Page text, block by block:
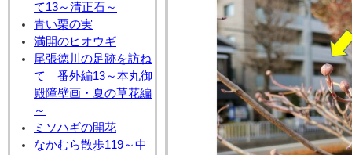
て13～清正石～
青い栗の実
満開のヒオウギ
尾張徳川の足跡を訪ね
て 番外編13～本丸御
殿障壁画・夏の草花編
～
ミソハギの開花
なかむら散歩119～中